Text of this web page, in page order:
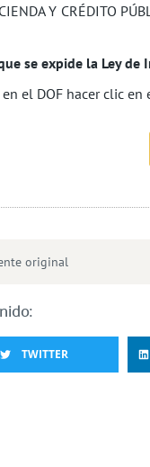
Y CRÉDITO
se expide la Ley
el DOF hacer clic
original
TWITTER